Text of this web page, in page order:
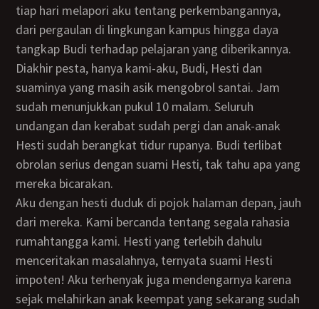
tiap hari melapori aku tentang perkembangannya,
dari pergaulan di lingkungan kampus hingga daya
tangkap Budi terhadap pelajaran yang diberikannya.
Diakhir pesta, hanya kami-aku, Budi, Hesti dan
suaminya yang masih asik mengobrol santai. Jam
sudah menunjukkan pukul 10 malam. Seluruh
undangan dan kerabat sudah pergi dan anak-anak
Hesti sudah berangkat tidur rupanya. Budi terlibat
obrolan serius dengan suami Hesti, tak tahu apa yang
mereka bicarakan.
Aku dengan hesti duduk di pojok halaman depan, jauh
dari mereka. Kami bercanda tentang segala rahasia
rumahtangga kami. Hesti yang terlebih dahulu
menceritakan masalahnya, ternyata suami Hesti
impoten! Aku terhenyak juga mendengarnya karena
sejak melahirkan anak keempat yang sekarang sudah